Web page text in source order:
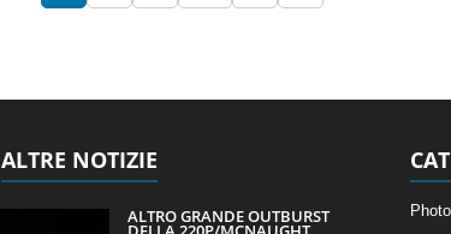
ALTRE NOTIZIE
ALTRO GRANDE OUTBURST